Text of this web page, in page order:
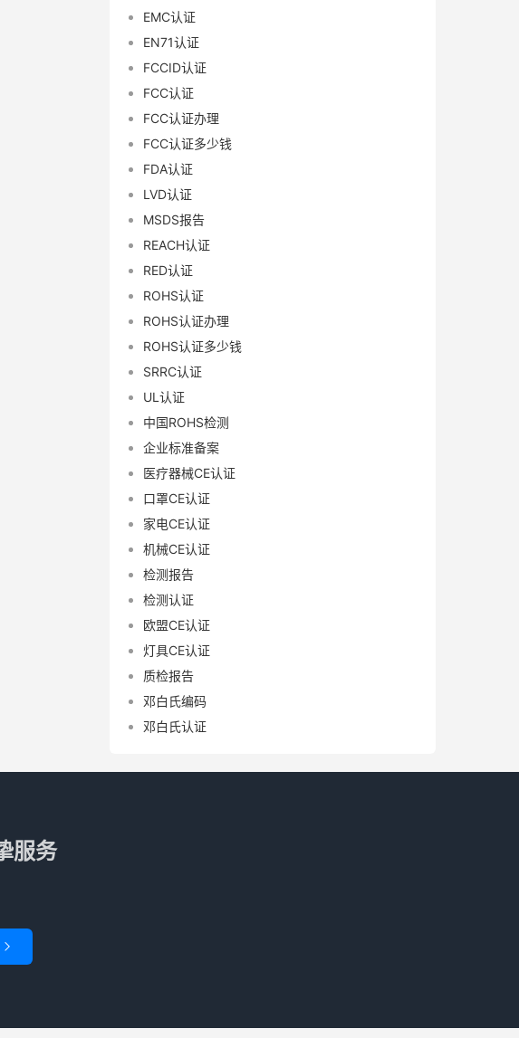
EMC认证
EN71认证
FCCID认证
FCC认证
FCC认证办理
FCC认证多少钱
FDA认证
LVD认证
MSDS报告
REACH认证
RED认证
ROHS认证
ROHS认证办理
ROHS认证多少钱
SRRC认证
UL认证
中国ROHS检测
企业标准备案
医疗器械CE认证
口罩CE认证
家电CE认证
机械CE认证
检测报告
检测认证
欧盟CE认证
灯具CE认证
质检报告
邓白氏编码
邓白氏认证
服务
